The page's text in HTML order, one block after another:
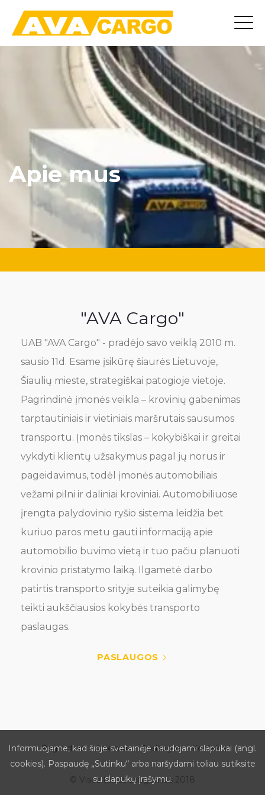
Apie mus
Informuojame, kad šioje svetainėje naudojami slapukai (angl.
cookies). Paspaudę „Sutinku“ arba naršydami toliau sutiksite
su slapukų įrašymu.
"AVA Cargo"
UAB "AVA Cargo" - pradėjo savo veiklą 2010 m.
sausio 11d. Esame įsikūrę šiaurės Lietuvoje,
Šiaulių mieste, strategiškai patogioje vietoje.
Pagrindinė įmonės veikla – krovinių gabenimas
tarptautiniais ir vietiniais maršrutais sausumos
transportu. Įmonės tikslas – kokybiškai ir greitai
vykdyti klientų užsakymus pagal jų norus ir
pageidavimus, todėl įmonės automobiliais
vežami pilni ir daliniai kroviniai. Automobiliuose
įrengta palydovinio ryšio sistema leidžia bet
kuriuo paros metu gauti informaciją apie
automobilio buvimo vietą ir tuo pačiu planuoti
krovinio pristatymo laiką. Ilgametė darbo
patirtis transporto srityje suteikia galimybę
teikti aukščiausios kokybės transporto
paslaugas.
PASLAUGOS
Pagrindinis Apie mus Paslaugos Kontaktai
© Visos teisės saugomos 2018